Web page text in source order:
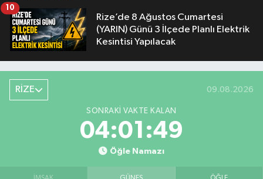
Rize’de 8 Ağustos Cumartesi
(YARIN) Günü 3 İlçede Planlı Elektrik
Kesintisi Yapılacak
10
RİZE 09.08.2026
SONRAKI VAKTE KALAN
04:01:48
Öğle Namazı